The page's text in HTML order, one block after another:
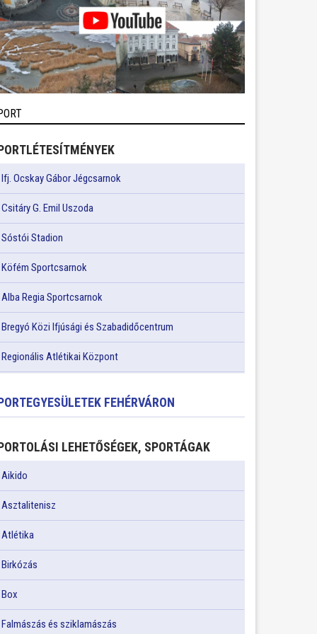
Ifj. Ocskay Gábor Jégcsarnok
Csitáry G. Emil Uszoda
Sóstói Stadion
Köfém Sportcsarnok
Alba Regia Sportcsarnok
Bregyó Közi Ifjúsági és Szabadidőcentrum
Regionális Atlétikai Központ
FEHÉRVÁRON
LEHETŐSÉGEK, SPORTÁGAK
Aikido
Asztalitenisz
Atlétika
Birkózás
Box
Falmászás és sziklamászás